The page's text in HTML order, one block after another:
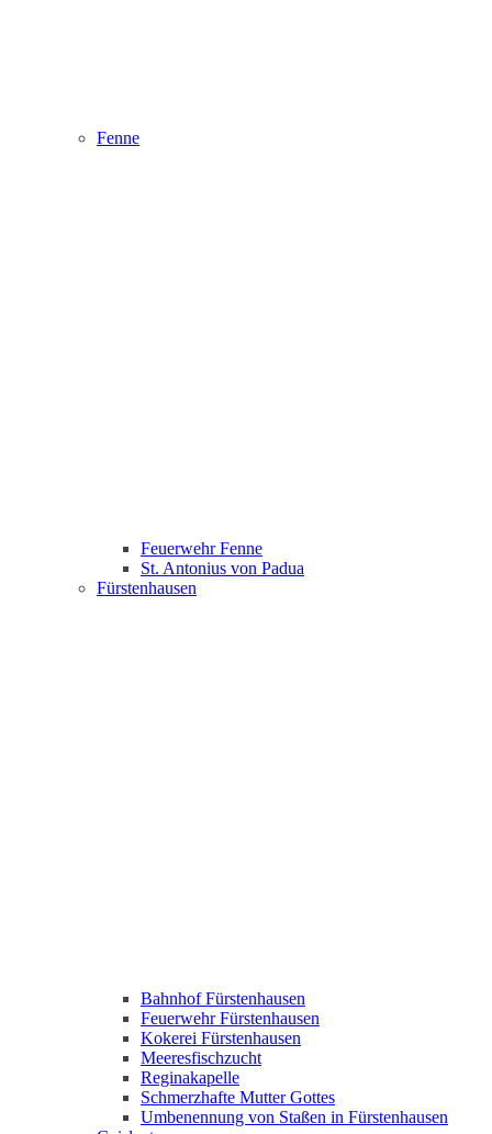
Fenne
Feuerwehr Fenne
St. Antonius von Padua
Fürstenhausen
Bahnhof Fürstenhausen
Feuerwehr Fürstenhausen
Kokerei Fürstenhausen
Meeresfischzucht
Reginakapelle
Schmerzhafte Mutter Gottes
Umbenennung von Staßen in Fürstenhausen